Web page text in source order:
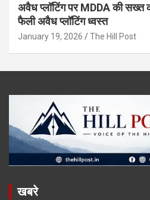
अवैध प्लॉटिंग पर MDDA की सख्त
फैली अवैध प्लॉटिंग ध्वस्त
January 19, 2026 The Hill Post
खबरे